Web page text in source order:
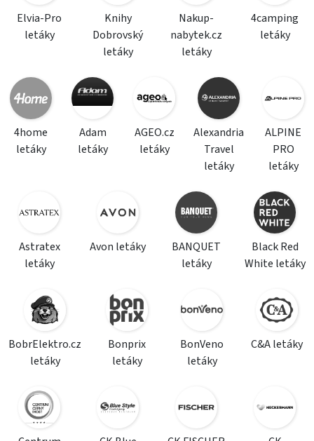
Elvia-Pro
letáky
Knihy
Dobrovský
letáky
Nakup-
nabytek.cz
letáky
4camping
letáky
4home
letáky
Adam
letáky
AGEO.cz
letáky
Alexandria
Travel
letáky
ALPINE
PRO
letáky
Astratex
letáky
Avon letáky
BANQUET
letáky
Black Red
White letáky
BobrElektro.cz
letáky
Bonprix
letáky
BonVeno
letáky
C&A letáky